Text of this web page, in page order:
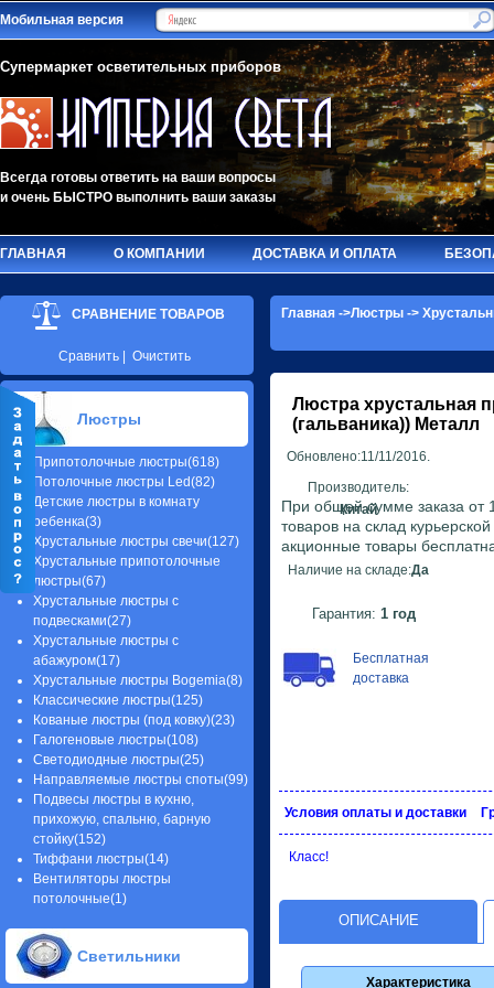
Мобильная версия
Супермаркет осветительных приборов
Всегда готовы ответить на ваши вопросы
и очень БЫСТРО выполнить ваши заказы
ГЛАВНАЯ О КОМПАНИИ ДОСТАВКА И ОПЛАТА
Главная ->Люстры ->
Люстра хрустальная
(гальваника)) Металл
Обновлено:11/11/2016.
Производитель:
Китай
Наличие на складе:Да
Гарантия: 1 год
Бесплатная
доставка
При общей сумме заказа от
товаров на склад
акционные товары
Условия оплаты и доставки
Класс!
ОПИСАНИЕ
Характеристика
СРАВНЕНИЕ ТОВАРОВ
Сравнить Очистить
Люстры
Припотолочные люстры(618)
Потолочные люстры Led(82)
Детские люстры в комнату
ребенка(3)
Хрустальные люстры свечи(127)
Хрустальные припотолочные
люстры(67)
Хрустальные люстры с
подвесками(27)
Хрустальные люстры с
абажуром(17)
Хрустальные люстры Bogemia(8)
Классические люстры(125)
Кованые люстры (под ковку)(23)
Галогеновые люстры(108)
Светодиодные люстры(25)
Направляемые люстры споты(99)
Подвесы люстры в кухню,
прихожую, спальню, барную
стойку(152)
Тиффани люстры(14)
Вентиляторы люстры
потолочные(1)
Светильники